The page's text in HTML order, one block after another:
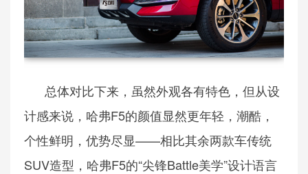
总体对比下来，虽然外观各有特色，但从设
计感来说，哈弗F5的颜值显然更年轻，潮酷，
个性鲜明，优势尽显——相比其余两款车传统
SUV造型，哈弗F5的“尖锋Battle美学”设计语言